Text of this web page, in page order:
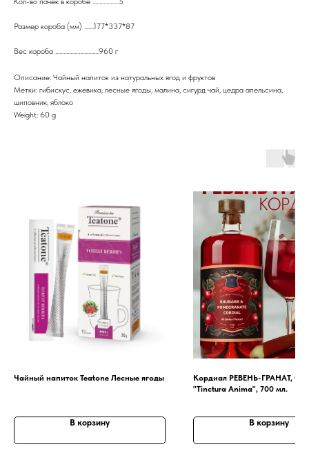
Размер короба (мм) .......177*337*87
Вес короба ................................960 г
Описание: Чайный напиток из натуральных ягод и фруктов
Метки: гибискус, ежевика, лесные ягоды, малина, сигурд чай, цедра апельсина,
шиповник, яблоко
Weight: 60 g
Чайный напиток Teatone Лесные ягоды
В корзину
Кордиал РЕВЕНЬ-ГРАНАТ,
"Tinctura Anima", 700 мл.
В корзину